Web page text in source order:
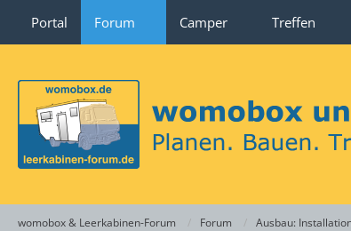
Portal Forum Camper Treffen
womobox & Leerkabinen-Forum Forum Ausbau: